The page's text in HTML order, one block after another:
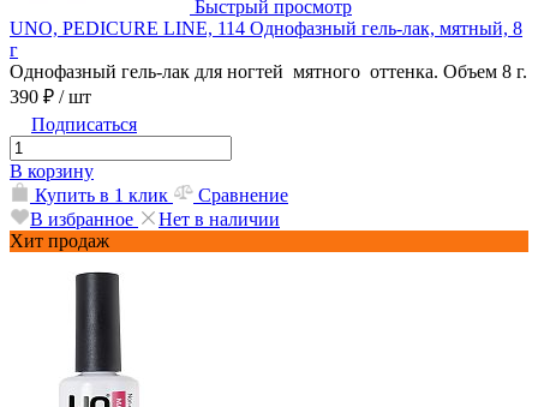
Быстрый просмотр
UNO, PEDICURE LINE, 114 Однофазный гель-лак, мятный, 8
г
Однофазный гель-лак для ногтей мятного оттенка. Объем 8 г.
390 ₽ / шт
Подписаться
В корзину
Купить в 1 клик
Сравнение
В избранное
Нет в наличии
Хит продаж